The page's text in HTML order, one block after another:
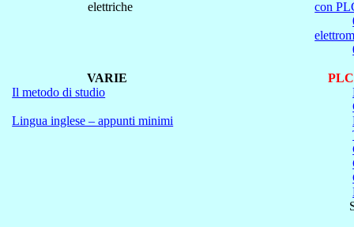
elettriche
con
VARIE
Il metodo di studio
Lingua inglese – appunti minimi